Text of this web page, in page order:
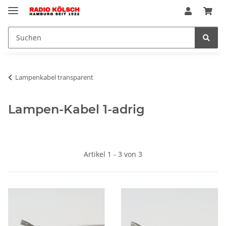
Lampenkabel transparent
Lampen-Kabel 1-adrig
Artikel 1 - 3 von 3